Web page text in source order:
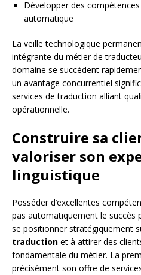
Développer des
automatique
La veille technologique
intégrante du métier de
domaine se succèdent
un avantage concurrentiel
services de traduction alliant
opérationnelle.
Construire sa
valoriser son
linguistique
Posséder d’excellentes
pas automatiquement le succès
se positionner stratégiquement
traduction et à attirer des
fondamentale du métier. La
précisément son offre de